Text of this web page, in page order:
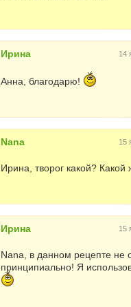
Ирина
14
Анна, благодарю!
Nana
15
Ирина, творог какой? Какой
Ирина
15
Nana, в данном рецепте не
принципиально! Я